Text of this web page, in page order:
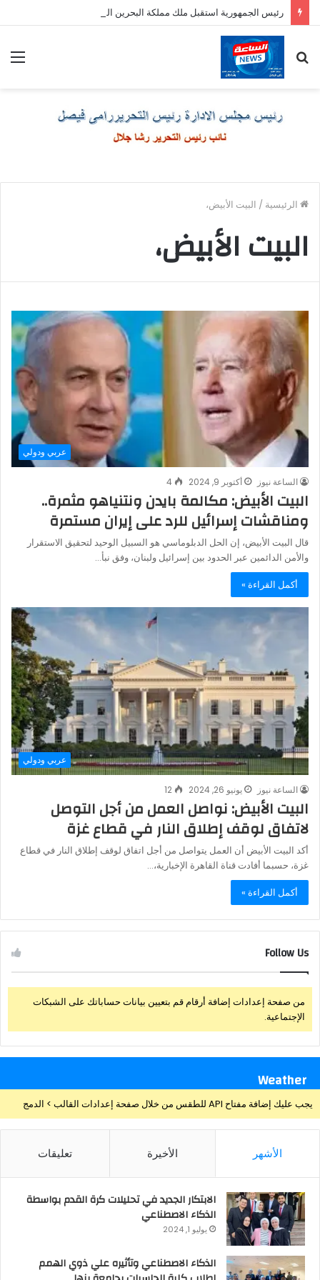
رئيس الجمهورية استقبل ملك مملكة البحرين الشقيقة
عن
الرئيسية / البيت الأبيض،
البيت الأبيض،
عربي ودولي
الساعة نيوز أكتوبر 9, 2024 4
البيت الأبيض: مكالمة بايدن ونتنياهو مثمرة..
ومناقشات إسرائيل للرد على إيران مستمرة
قال البيت الأبيض، إن الحل الدبلوماسي هو السبيل الوحيد لتحقيق الاستقرار
والأمن الدائمين عبر الحدود بين إسرائيل ولبنان، وفق نبأ…
أكمل القراءة »
عربي ودولي
الساعة نيوز يونيو 26, 2024 12
البيت الأبيض: نواصل العمل من أجل التوصل
لاتفاق لوقف إطلاق النار في قطاع غزة
أكد البيت الأبيض أن العمل يتواصل من أجل اتفاق لوقف إطلاق النار في قطاع
غزة، حسبما أفادت قناة القاهرة الإخبارية،…
أكمل القراءة »
Follow Us
من صفحة إعدادات إضافة أرقام قم بتعيين بيانات حساباتك على الشبكات
الإجتماعية.
Weather
يجب عليك إضافة مفتاح API للطقس من خلال صفحة إعدادات القالب > الدمج
الأشهر الأخيرة تعليقات
الابتكار الجديد في تحليلات كرة القدم بواسطة
الذكاء الاصطناعي
يوليو 1, 2024
الذكاء الاصطناعي وتأثيره علي ذوي الهمم